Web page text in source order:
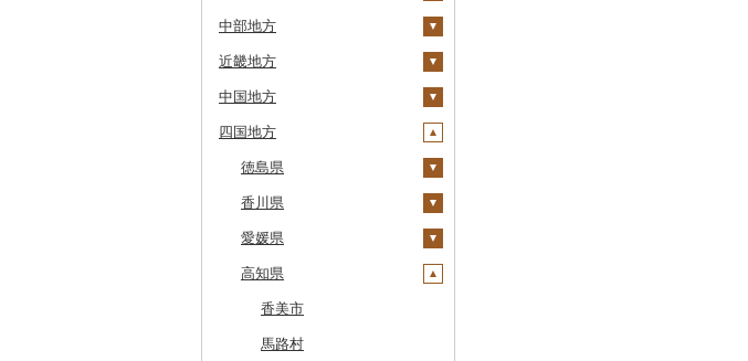
鹿部町
江差町
白老町
せたな町
旭川市
森町
稚内市
標津町
清里町
北斗市
十和田市
大鰐町
南部町
五戸町
藤崎町
六ヶ所村
東北町
三戸町
東通村
黒石市
岩手県
宮古市
軽米町
岩手町
矢巾町
釜石市
野田村
普代村
一戸町
陸前高田市
宮城県
柴田町
色麻町
丸森町
大衡村
加美町
利府町
白石市
登米市
秋田県
大潟村
横手市
能代市
小坂町
仙北市
井川町
潟上市
山形県
村山市
尾花沢市
上山市
河北町
酒田市
新庄市
福島県
天栄村
広野町
鏡石町
須賀川市
小野町
茨城県
土浦市
取手市
つくば市
稲敷市
潮来市
五霞町
北茨城市
境町
かすみがうら市
栃木県
那須塩原市
市貝町
塩谷町
上三川町
佐野市
真岡市
高根沢町
大田原市
群馬県
榛東村
下仁田町
玉村町
安中市
川場村
昭和村
甘楽町
埼玉県
春日部市
蕨市
戸田市
毛呂山町
久喜市
ふじみ野市
千葉県
勝浦市
袖ケ浦市
我孫子市
長柄町
芝山町
東京都
八王子市
日野市
昭島市
武蔵村山市
神奈川県
南足柄市
松田町
大井町
中部地方
新潟県
十日町市
弥彦村
阿賀町
出雲崎町
魚沼市
佐渡市
燕市
南魚沼市
富山県
射水市
氷見市
朝日町
高岡市
魚津市
砺波市
入善町
石川県
羽咋市
七尾市
白山市
穴水町
輪島市
中能登町
福井県
美浜町
小浜市
越前町
若狭町
鯖江市
山梨県
富士吉田市
甲斐市
山梨市
富士川町
長野県
高森町
御代田町
飯田市
岐阜県
養老町
八百津町
静岡県
下田市
愛知県
近畿地方
三重県
鈴鹿市
伊賀市
木曽岬町
多気町
松阪市
桑名市
志摩市
滋賀県
長浜市
高島市
草津市
近江八幡市
竜王町
甲賀市
京都府
宮津市
伊根町
与謝野町
福知山市
亀岡市
大阪府
茨木市
豊能町
枚方市
河内長野市
兵庫県
上郡町
神河町
小野市
奈良県
曽爾村
河合町
和歌山県
湯浅町
中国地方
鳥取県
鳥取県（県庁）
米子市
大山町
琴浦町
日野町
鳥取市
島根県
雲南市
海士町
津和野町
飯南町
安来市
岡山県
津山市
西粟倉村
久米南町
真庭市
広島県
安芸太田町
世羅町
大竹市
山口県
柳井市
平生町
四国地方
徳島県
阿波市
牟岐町
那賀町
三好市
鳴門市
香川県
高松市
直島町
さぬき市
多度津町
愛媛県
今治市
鬼北町
西予市
高知県
香美市
馬路村